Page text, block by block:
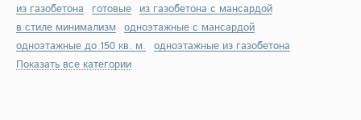
из газобетона
готовые из газобетона с мансардой
в стиле минимализм одноэтажные с мансардой
одноэтажные до 150 кв. м. одноэтажные из газобетона
Показать все категории